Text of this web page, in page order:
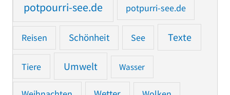
potpourri-see.de potpurri-see.de
Reisen Schönheit See Texte
Tiere Umwelt Wasser